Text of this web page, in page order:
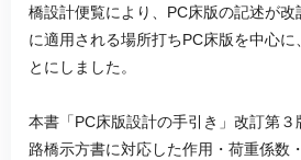
橋設計便覧により、PC床版の記述が
に適用される場所打ちPC床版を中心に
とにしました。
本書「PC床版設計の手引き」改訂第
路橋示方書に対応した作用・荷重係数